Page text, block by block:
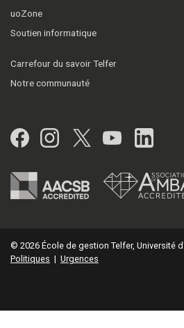
uoZone
Soutien informatique
Carrefour du savoir Telfer
Notre communauté
Facebook
Instagram
Twitter
YouTube
© 2026 École de gestion Telfer, Université
Politiques | Urgences